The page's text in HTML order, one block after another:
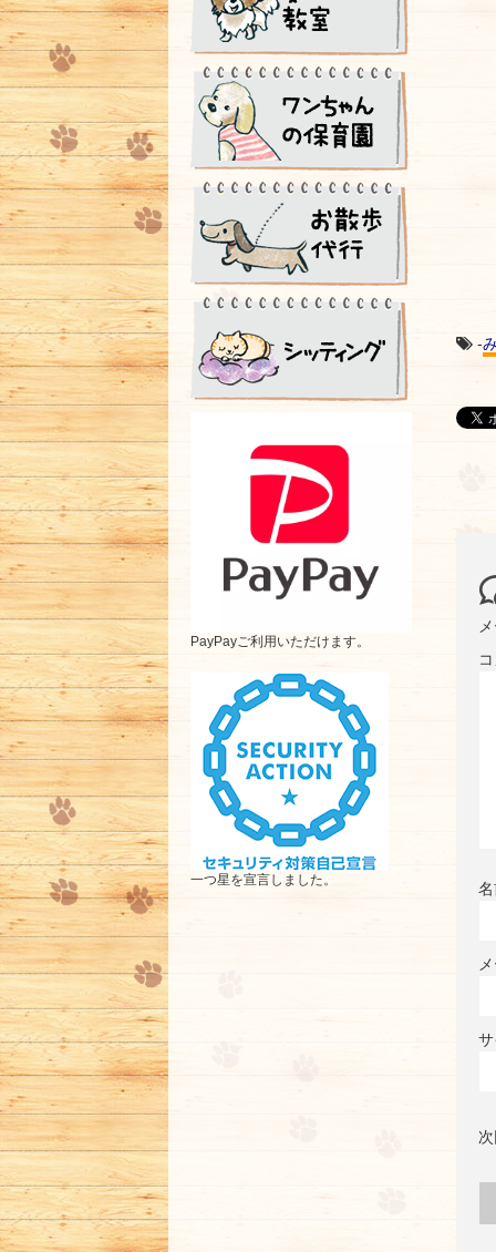
-
PayPayご利用いただけます。
一つ星を宣言しました。